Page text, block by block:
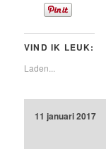
VIND IK LEUK:
Laden...
11 januari 2017